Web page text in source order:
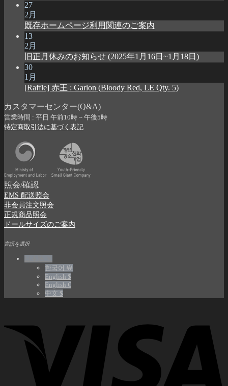
27
2月
既存ホームページ利用関連のご案内
13
2月
旧正月休みのお知らせ (2025年1月16日~1月18日)
30
1月
[Raffle] 赤王 : Garion (Bloody Red, LE Qty. 5)
カスタマーセンター(Q&A)
営業時間 : 平日 午前10時 ~ 午後5時
特定商取引法に基づく表記
照会/確認
EMS 配送照会
非会員注文照会
正規商品照会
ドールサイズのご案内
言語を選択
한국어 ￦
English $
English €
中文 $